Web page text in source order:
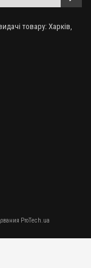
товару: Харків,
ProTech.ua